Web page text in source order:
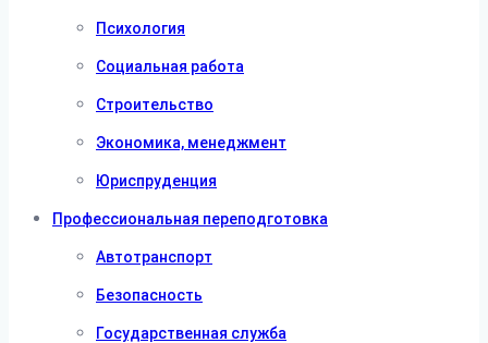
Психология
Социальная работа
Строительство
Экономика, менеджмент
Юриспруденция
Профессиональная переподготовка
Автотранспорт
Безопасность
Государственная служба